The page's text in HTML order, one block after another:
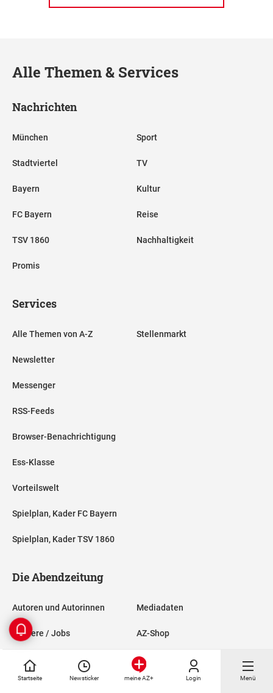
Startseite Newsticker meine AZ+ Login Menü
Alle Themen & Services
Nachrichten
München
Stadtviertel
Bayern
FC Bayern
TSV 1860
Promis
Sport
TV
Kultur
Reise
Nachhaltigkeit
Services
Alle Themen von A-Z
Newsletter
Messenger
RSS-Feeds
Browser-Benachrichtigung
Ess-Klasse
Vorteilswelt
Spielplan, Kader FC Bayern
Spielplan, Kader TSV 1860
Stellenmarkt
Die Abendzeitung
Autoren und Autorinnen
Karriere / Jobs
Abonnieren
Mediadaten
AZ-Shop
AZ-Magazine
Sonderthemen